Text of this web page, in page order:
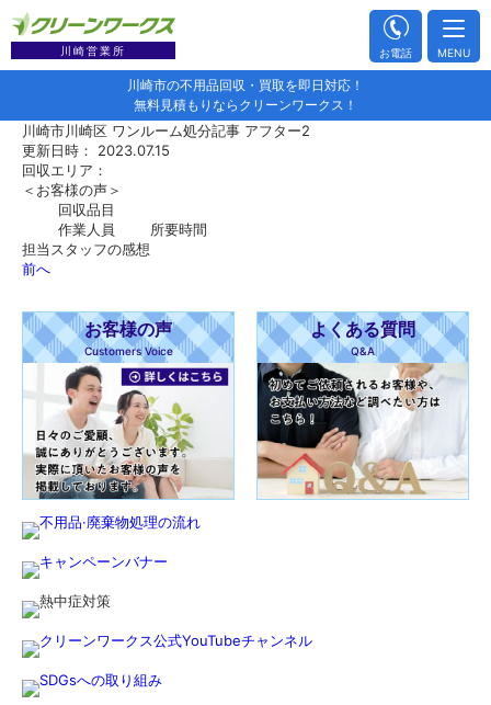
川崎市の不用品回収・買取を即日対応！
無料見積もりならクリーンワークス！
川崎営業所 お電話 MENU
川崎市川崎区 ワンルーム処分記事 アフター2
更新日時： 2023.07.15
回収エリア：
＜お客様の声＞
回収品目
作業人員
所要時間
担当スタッフの感想
前へ
お客様の声
Customers Voice
よくある質問
Q&A